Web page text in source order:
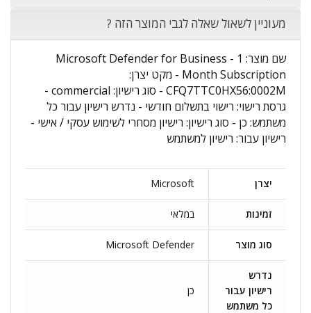
מעוניין לשאול שאלה לגבי המוצר הזה ?
שם מוצר: Microsoft Defender for Business - 1
Month Subscription - מקט יצרן:
CFQ7TTC0HX56:0002M - סוג רישיון: commercial -
גרסת רישוי: רישוי בתשלום חודשי - נדרש רישיון עבור כל
משתמש: כן - סוג רישיון: רישיון מסחרי לשימוש עסקי / אישי -
רישיון עבור: רישיון למשתמש
יצרן Microsoft
זמינות במלאי
סוג מוצר Microsoft Defender
נדרש
רישיון עבור
כל משתמש
כן